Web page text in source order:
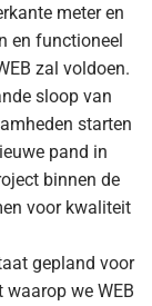
meter en
en functioneel
zal voldoen.
sloop van
starten
pand in
binnen de
voor kwaliteit
gepland voor
we WEB